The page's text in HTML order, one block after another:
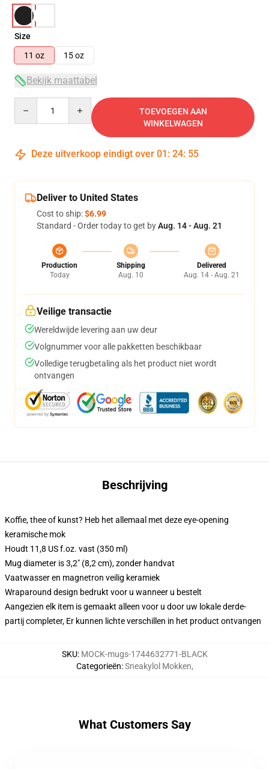
Size
11 oz
15 oz
Bekijk maattabel
TOEVOEGEN AAN
WINKELWAGEN
Deze uitverkoop eindigt over 01 : 24: 55
Deliver to United States
Cost to ship:$6.99
Standard - Order today to get byAug. 14 - Aug. 21
Production
Today
Shipping
Aug. 10
Delivered
Aug. 14 - Aug. 21
Veilige transactie
Wereldwijde levering aan uw deur
Volgnummer voor alle pakketten beschikbaar
Volledige terugbetaling als het product niet wordt
ontvangen
Beschrijving
Koffie, thee of kunst? Heb het allemaal met deze eye-opening
keramische mok
Houdt 11,8 US f.oz. vast (350 ml)
Mug diameter is 3,2" (8,2 cm), zonder handvat
Vaatwasser en magnetron veilig keramiek
Wraparound design bedrukt voor u wanneer u bestelt
Aangezien elk item is gemaakt alleen voor u door uw lokale derde-
partij completer, Er kunnen lichte verschillen in het product ontvangen
SKU: MOCK-mugs-1744632771-BLACK
Categorieën:Sneakylol Mokken,
What Customers Say